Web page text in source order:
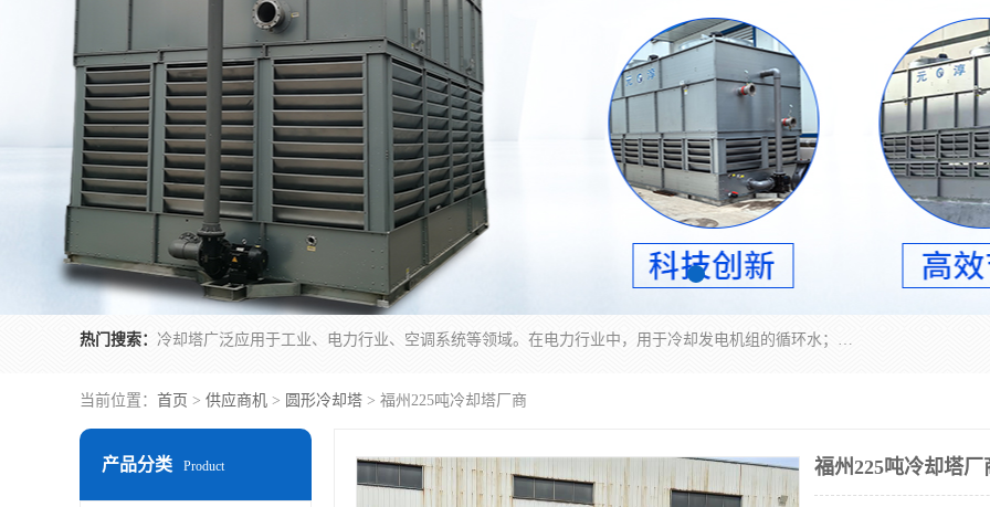
热门搜索： 冷却塔广泛应用于工业、电力行业、空调系统等领域。在电力行业中，用于冷却发电机组的循环水；在工业生产中，如化工、冶金等行业，可降低生产过程中产生的热量；在空调系统中，为空调设备提供冷却水源
当前位置： 首页 > 供应商机 > 圆形冷却塔 > 福州225吨冷却塔厂商
产品分类 Product 福州225吨冷却塔厂